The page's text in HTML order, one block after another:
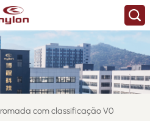
com classificação V0